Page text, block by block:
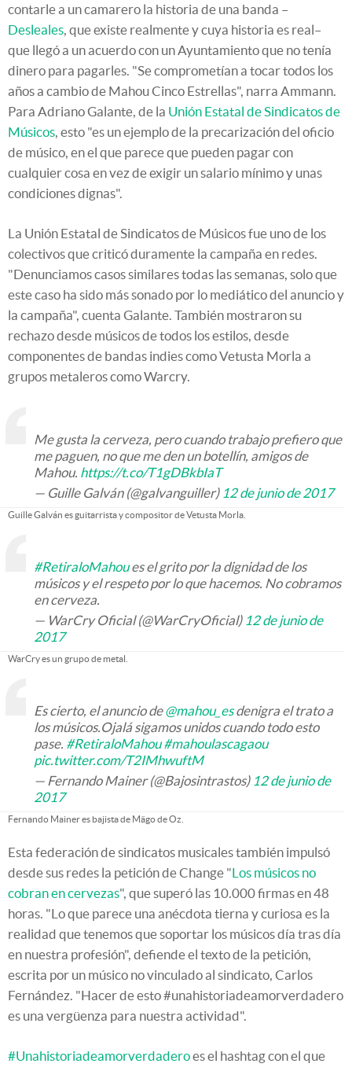
contarle a un camarero la historia de una banda –
Desleales , que existe realmente y cuya historia es real–
que llegó a un acuerdo con un Ayuntamiento que no tenía
dinero para pagarles. "Se comprometían a tocar todos los
años a cambio de Mahou Cinco Estrellas", narra Ammann.
Para Adriano Galante, de la Unión Estatal de Sindicatos de
Músicos , esto "es un ejemplo de la precarización del oficio
de músico, en el que parece que pueden pagar con
cualquier cosa en vez de exigir un salario mínimo y unas
condiciones dignas".
La Unión Estatal de Sindicatos de Músicos fue uno de los
colectivos que criticó duramente la campaña en redes.
"Denunciamos casos similares todas las semanas, solo que
este caso ha sido más sonado por lo mediático del anuncio y
la campaña", cuenta Galante. También mostraron su
rechazo desde músicos de todos los estilos, desde
componentes de bandas indies como Vetusta Morla a
grupos metaleros como Warcry.
Me gusta la cerveza, pero cuando trabajo prefiero que
me paguen, no que me den un botellín, amigos de
Mahou. https://t.co/T1gDBkbIaT
— Guille Galván (@galvanguiller) 12 de junio de 2017
Guille Galván es guitarrista y compositor de Vetusta Morla.
#RetiraloMahoues el grito por la dignidad de los
músicos y el respeto por lo que hacemos. No cobramos
en cerveza.
— WarCry Oficial (@WarCryOficial) 12 de junio de
2017
WarCry es un grupo de metal.
Es cierto, el anuncio de@mahou_esdenigra el trato a
los músicos.Ojalá sigamos unidos cuando todo esto
pase. #RetiraloMahou #mahoulascagaou
pic.twitter.com/T2IMhwuftM
— Fernando Mainer (@Bajosintrastos) 12 de junio de
2017
Fernando Mainer es bajista de Mägo de Oz.
Esta federación de sindicatos musicales también impulsó
desde sus redes la petición de Change "Los músicos no
cobran en cervezas", que superó las 10.000 firmas en 48
horas. "Lo que parece una anécdota tierna y curiosa es la
realidad que tenemos que soportar los músicos día tras día
en nuestra profesión", defiende el texto de la petición,
escrita por un músico no vinculado al sindicato, Carlos
Fernández. "Hacer de esto #unahistoriadeamorverdadero
es una vergüenza para nuestra actividad".
#Unahistoriadeamorverdaderoes el hashtag con el que